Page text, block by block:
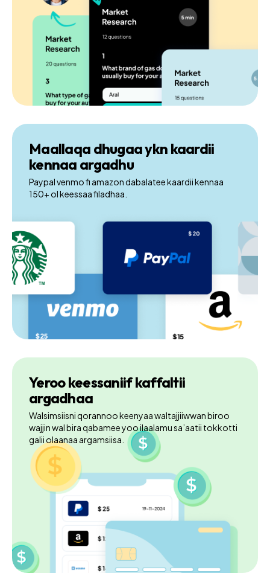
Maallaqa dhugaa ykn kaardii
kennaa argadhu
Paypal venmo fi amazon dabalatee kaardii kennaa
150+ ol keessaa filadhaa.
Yeroo keessaniif kaffaltii
argadhaa
Walsimsiisni qorannoo keenyaa waltajjiiwwan biroo
wajjin wal bira qabamee yoo ilaalamu sa’aatii tokkotti
galii olaanaa argamsiisa.